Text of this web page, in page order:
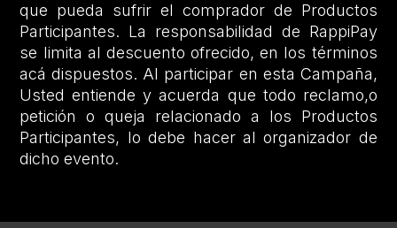
que pueda sufrir el comprador de Productos
Participantes. La responsabilidad de RappiPay
se limita al descuento ofrecido, en los términos
acá dispuestos. Al participar en esta Campaña,
Usted entiende y acuerda que todo reclamo,o
petición o queja relacionado a los Productos
Participantes, lo debe hacer al organizador de
dicho evento.